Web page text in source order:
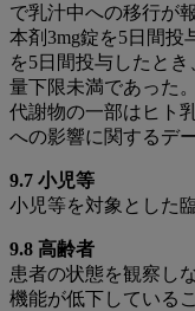
で乳汁中への移行が
本剤3mg錠を5⽇間投
を5⽇間投与したと
量下限未満であった
代謝物の⼀部はヒト
への影響に関するデ
9.7 小児等
小児等を対象とした
9.8 高齢者
患者の状態を観察し
機能が低下している